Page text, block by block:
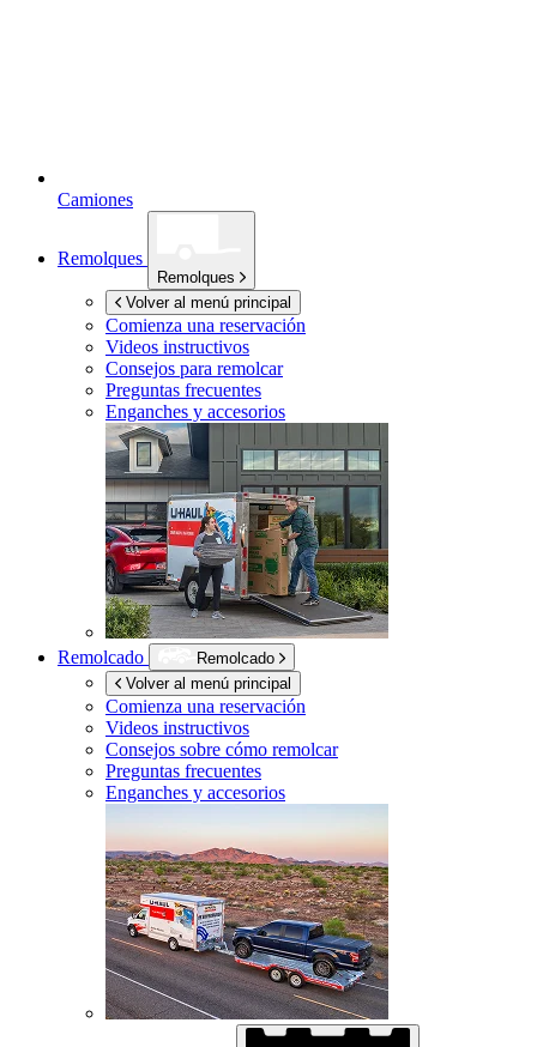
Camiones
Remolques
Remolques
Volver al menú principal
Comienza una reservación
Videos instructivos
Consejos para remolcar
Preguntas frecuentes
Enganches y accesorios
Remolcado
Remolcado
Volver al menú principal
Comienza una reservación
Videos instructivos
Consejos sobre cómo remolcar
Preguntas frecuentes
Enganches y accesorios